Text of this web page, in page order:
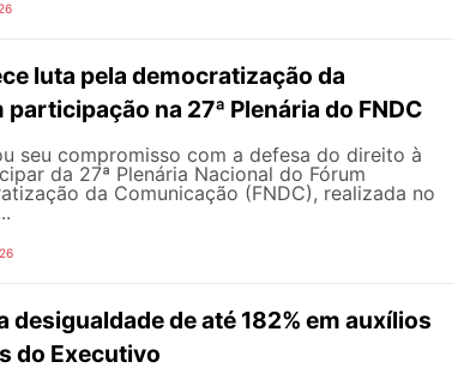
luta pela democratização da
na 27ª Plenária do FNDC
seu compromisso com a defesa do direito à
da 27ª Plenária Nacional do Fórum
da Comunicação (FNDC), realizada no
desigualdade de até 182% em auxílios
do Executivo